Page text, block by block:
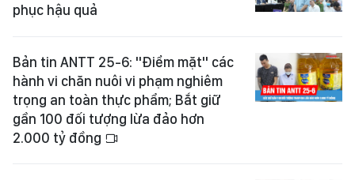
phục hậu quả
Bản tin ANTT 25-6: "Điểm mặt" các
hành vi chăn nuôi vi phạm nghiêm
trọng an toàn thực phẩm; Bắt giữ
gần 100 đối tượng lừa đảo hơn
2.000 tỷ đồng